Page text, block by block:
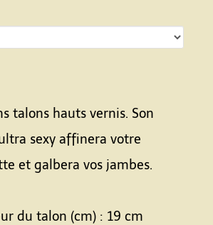
talons hauts vernis. Son
sexy affinera votre
et galbera vos jambes.
du talon (cm) : 19 cm